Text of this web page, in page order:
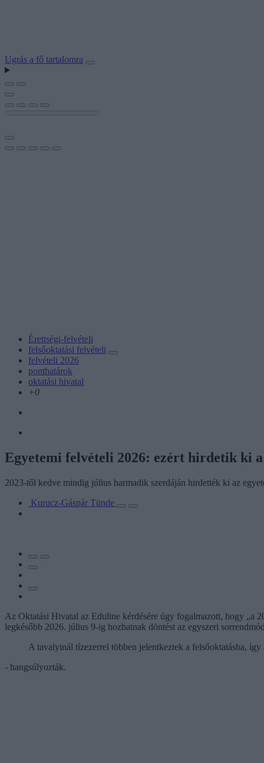
Ugrás a fő tartalomra
Érettségi-felvételi
felsőoktatási felvételi
felvételi 2026
ponthatárok
oktatási hivatal
+0
Egyetemi felvételi 2026: ezért hirdetik ki
2023-től kedve mindig július harmadik szerdáján hirdették ki az
Kurucz-Gáspár Tünde
Az Oktatási Hivatal az Eduline kérdésére úgy fogalmazott, hogy „a
legkésőbb 2026. július 9-ig hozhatnak döntést az egyszeri
A tavalyinál tízezerrel többen jelentkeztek a felsőoktatásba,
- hangsúlyozták.